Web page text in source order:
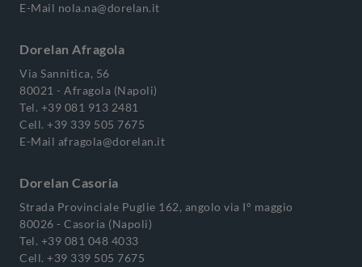
E-Mail nola.na@dorelan.it
Dorelan Afragola
Via Sannitica, 56
80021 - Afragola (Napoli)
Tel. +39 081 913 2481
Cell. +39 339 505 7675
E-Mail afragola@dorelan.it
Dorelan Casoria
Strada Provinciale Puglie 162, angolo via I° maggio
80026 - Casoria (Napoli)
Tel. +39 081 048 4033
Cell. +39 339 505 7675